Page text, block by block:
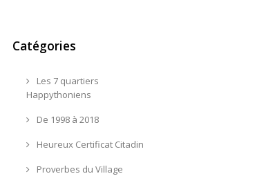
Catégories
Les 7 quartiers
Happythoniens
De 1998 à 2018
Heureux Certificat Citadin
Proverbes du Village